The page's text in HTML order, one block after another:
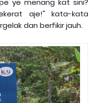
ye menang kat sini?
aje!" kata-kata
dan berfikir jauh.